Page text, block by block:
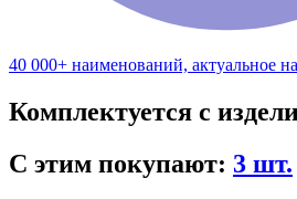
40 000+ наименований, актуальное
Комплектуется с
С этим покупают: 3 шт.